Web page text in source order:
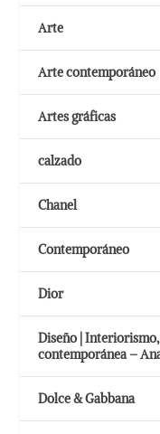
Arte
Arte contemporáneo
Artes gráficas
calzado
Chanel
Contemporáneo
Dior
Diseño |
contemporánea –
Dolce & Gabbana